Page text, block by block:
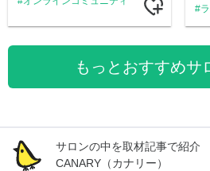
もっとおすすめサ
サロンの中を取材記事で紹介
CANARY（カナリー）